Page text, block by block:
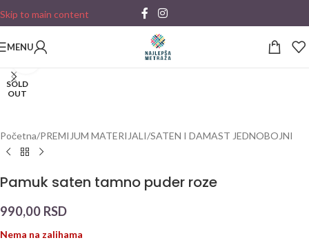
Skip to main content
MENU
SOLD
OUT
Početna/PREMIJUM MATERIJALI/SATEN I DAMAST JEDNOBOJNI
Pamuk saten tamno puder roze
990,00 RSD
Nema na zalihama